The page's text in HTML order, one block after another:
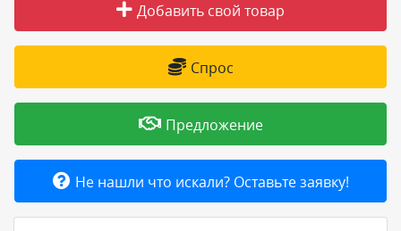
Публикации
Товары и услуги
Добавить товар или услугу
Добавить свой товар
Спрос
Предложение
Не нашли что искали? Оставьте заявку!